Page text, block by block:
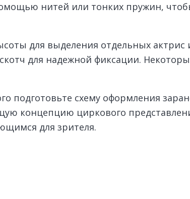
нитей или тонких пружин,
для выделения отдельных актрис
для надежной фиксации.
подготовьте схему оформления
концепцию циркового
для зрителя.